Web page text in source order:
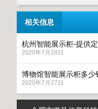
相关信息
杭州智能展示柜-提供
2020年7月28日
2020年7月27日